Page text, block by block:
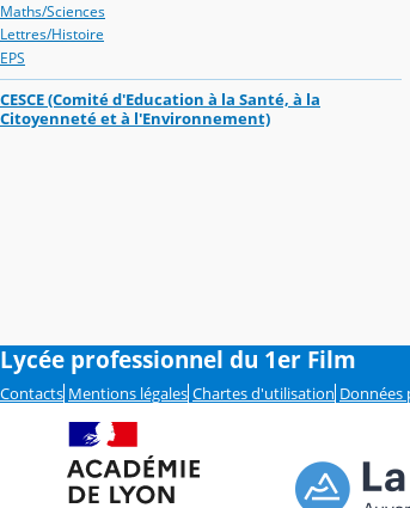
Maths/Sciences
Lettres/Histoire
EPS
CESCE (Comité d'Education à la Santé, à la
Citoyenneté et à l'Environnement)
Lycée professionnel du 1er Film
Contacts Mentions légales Chartes d'utilisation Données